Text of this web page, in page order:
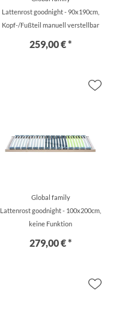
Lattenrost goodnight - 90x190cm,
Kopf-/Fußteil manuell verstellbar
259,00 € *
Global family
Lattenrost goodnight - 100x200cm,
keine Funktion
279,00 € *